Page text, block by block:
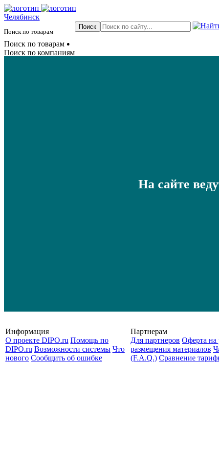
Челябинск
Поиск по товарам
Поиск по товарам
Поиск по компаниям
На сайте
Информация
О проекте DIPO.ru Помощь по
DIPO.ru Возможности системы Что
нового Сообщить об ошибке
Партнерам
Для партнеров Оферта на
размещения материалов
(F.A.Q.) Cравнение